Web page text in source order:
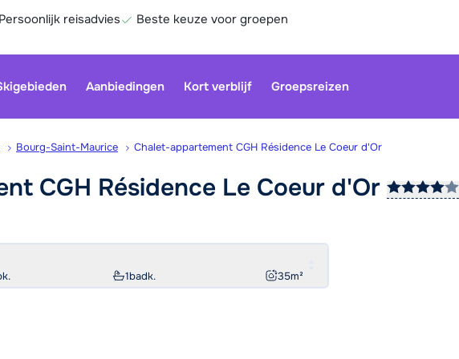
Persoonlijk reisadvies Beste keuze voor groepen
Aanbiedingen Kort verblijf Groepsreizen
Onze
Bourg-Saint-Maurice Chalet-appartement CGH Résidence Le Coeur d'Or
CGH Résidence Le Coeur d'Or
1badk. 35m²